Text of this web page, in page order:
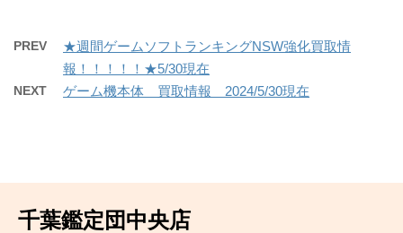
PREV
★週間ゲームソフトランキングNSW強化買取情
報！！！！！★5/30現在
NEXT ゲーム機本体 買取情報 2024/5/30現在
千葉鑑定団中央店